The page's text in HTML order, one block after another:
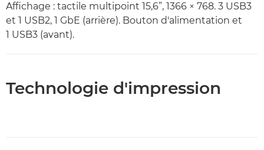
Affichage : tactile multipoint 15,6”, 1366 × 768. 3 USB3
et 1 USB2, 1 GbE (arrière). Bouton d'alimentation et
1 USB3 (avant).
Technologie d'impression